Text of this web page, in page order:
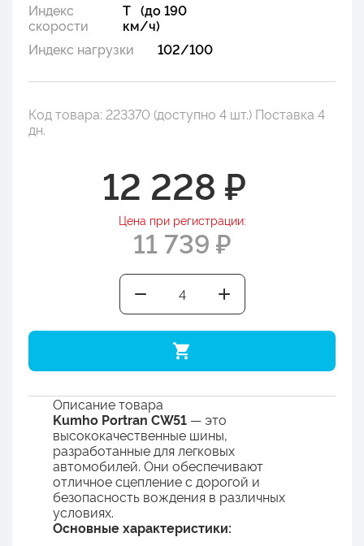
Индекс
скорости
T (до 190
км/ч)
Индекс нагрузки
102/100
Код товара: 223370 (доступно 4 шт.) Поставка 4
дн.
12 228 ₽
Цена при регистрации:
11 739 ₽
Описание товара
Kumho Portran CW51 — это
высококачественные шины,
разработанные для легковых
автомобилей. Они обеспечивают
отличное сцепление с дорогой и
безопасность вождения в различных
условиях.
Основные характеристики: